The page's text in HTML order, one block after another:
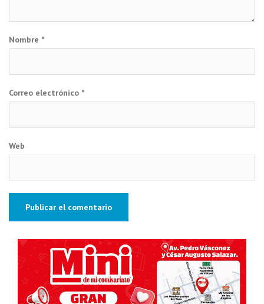
Nombre *
Correo electrónico *
Web